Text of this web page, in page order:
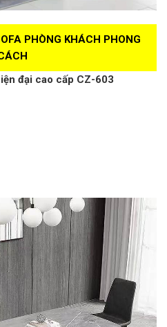
PHÒNG KHÁCH PHONG
đại cao cấp CZ-603